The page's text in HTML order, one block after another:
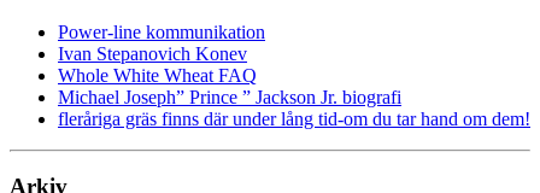
Power-line kommunikation
Ivan Stepanovich Konev
Whole White Wheat FAQ
Michael Joseph” Prince ” Jackson Jr. biografi
fleråriga gräs finns där under lång tid-om du tar hand om dem!
Arkiv